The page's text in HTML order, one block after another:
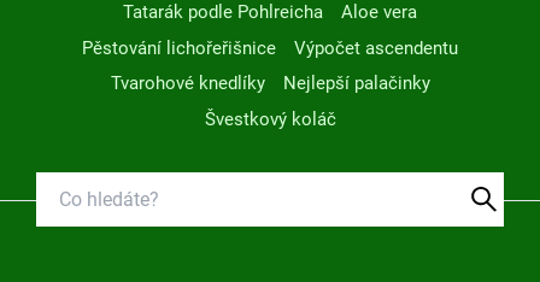
Tatarák podle Pohlreicha
Aloe vera
Pěstování lichořeřišnice
Výpočet ascendentu
Tvarohové knedlíky
Nejlepší palačinky
Švestkový koláč